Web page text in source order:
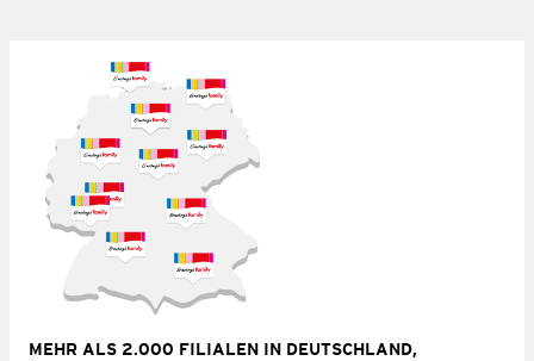
MEHR ALS 2.000 FILIALEN IN DEUTSCHLAND,